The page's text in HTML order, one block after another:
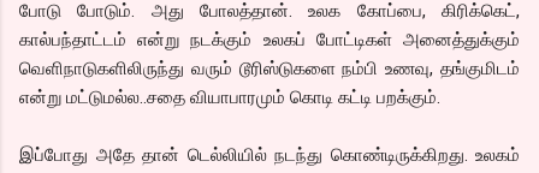
போடு போடும். அது போலத்தான். உலக கோப்பை, கிரிக்கெட்,
கால்பந்தாட்டம் என்று நடக்கும் உலகப் போட்டிகள் அனைத்துக்கும்
வெளிநாடுகளிலிருந்து வரும் டூரிஸ்டுகளை நம்பி உணவு, தங்குமிடம்
என்று மட்டுமல்ல..சதை வியாபாரமும் கொடி கட்டி பறக்கும்.
இப்போது அதே தான் டெல்லியில் நடந்து கொண்டிருக்கிறது. உலகம்